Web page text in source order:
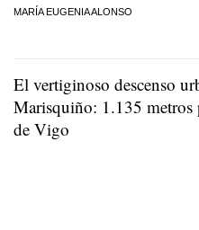
MARÍA EUGENIA ALONSO
El vertiginoso descenso
Marisquiño: 1.135 metros
de Vigo